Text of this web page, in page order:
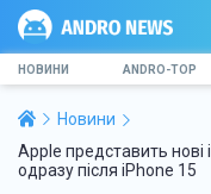
НОВИНИ ANDRO-TOP
Новини
Apple представить
одразу після iPhone 15